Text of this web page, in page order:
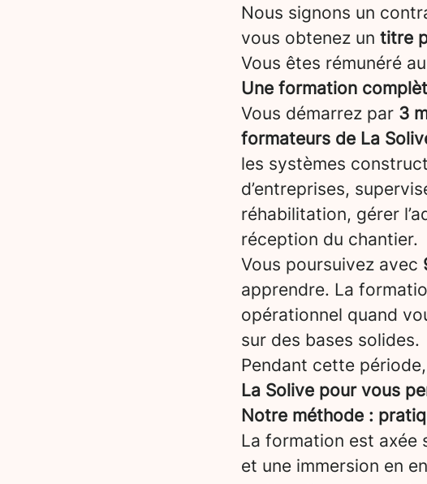
Nous signons un
vous obtenez un titre
Vous êtes rémunéré
Une formation
Vous démarrez par 3
formateurs de La
les systèmes
d’entreprises,
réhabilitation, gérer
réception du chantier.
Vous poursuivez avec
apprendre. La
opérationnel quand
sur des bases solides.
Pendant cette
La Solive pour vous
Notre méthode :
La formation est axée
et une immersion en